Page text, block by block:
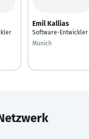
Emil Kallias
Software-Entwickler
Munich